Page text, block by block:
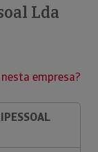
Lda
empresa?